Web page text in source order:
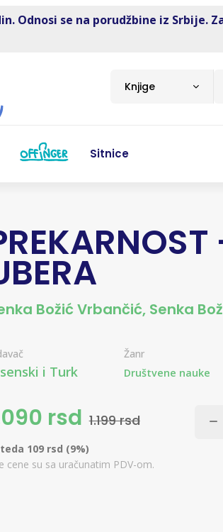
Odnosi se na porudžbine iz Srbije.
Knjige
Sitnice
Božić Vrbančić, Senka
i Turk
Žanr
Društvene nauke
rsd 1.199 rsd
109 rsd (9%)
cene su sa uračunatim PDV-om.